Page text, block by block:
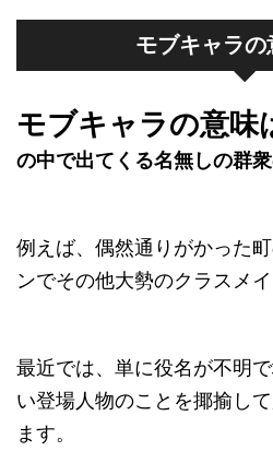
モブキャラの
モブキャラの意味
の中で出てくる名無しの群衆
例えば、偶然通りがかった
ンでその他大勢のクラスメイ
最近では、単に役名が不明
い登場人物のことを揶揄し
ます。